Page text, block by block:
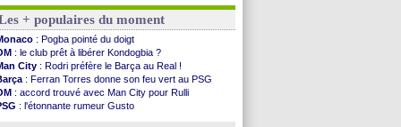
OM: un nouveau prétendant pour Højbjerg
Brest: un gardien norvégien en approche ?
OM: McCourt a versé 120 M€ en 2026
PSG: 4 retours dans le groupe face à Man Utd ...
Nice: Kevin Carlos va partir en Italie
L1: prison avec sursis requis contre un arbitre
Leganés: c'est signé pour Luca Zidane (off.)
Atletico: Ruggeri en route pour Aston Villa
Monaco: Filipe Luis soutient Biereth
+ populaires du moment
: Pogba pointé du doigt
: le club prêt à libérer Kondogbia ?
City : Rodri préfère le Barça au Real !
: Ferran Torres donne son feu vert au PSG
: accord trouvé avec Man City pour Rulli
: l'étonnante rumeur Gusto